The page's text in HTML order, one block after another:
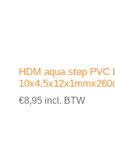
HDM aqua step PVC
€8,95 incl. BTW